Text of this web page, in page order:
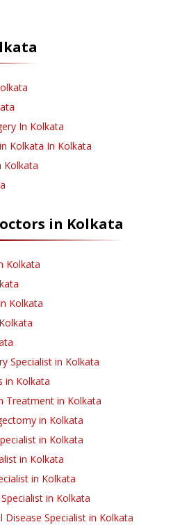
In Kolkata
Kolkata In Kolkata
Kolkata
in Kolkata
Kolkata
Kolkata
Specialist in Kolkata
in Kolkata
Treatment in Kolkata
in Kolkata
in Kolkata
in Kolkata
in Kolkata
in Kolkata
Specialist in Kolkata